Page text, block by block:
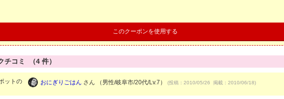
このクーポンを使用する
チコミ （4 件）
ットの
おにぎりごはん さん （男性/岐阜市/20代/Lv.7） (投稿：2010/05/26 掲載：2010/06/18)